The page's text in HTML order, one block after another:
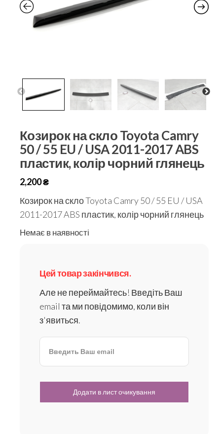
Козирок на скло Toyota Camry
50 / 55 EU / USA 2011-2017 ABS
пластик, колір чорний глянець
2,200₴
Козирок на скло Toyota Camry 50 / 55 EU / USA
2011-2017 ABS пластик, колір чорний глянець
Немає в наявності
Цей товар закінчився.
Але не переймайтесь! Введіть Ваш
email та ми повідомимо, коли він
з'явиться.